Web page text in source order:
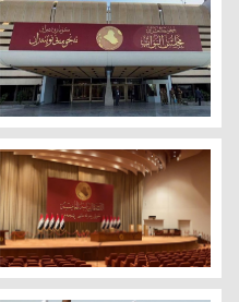
البرلمان العراقي
البرلمان العراقي